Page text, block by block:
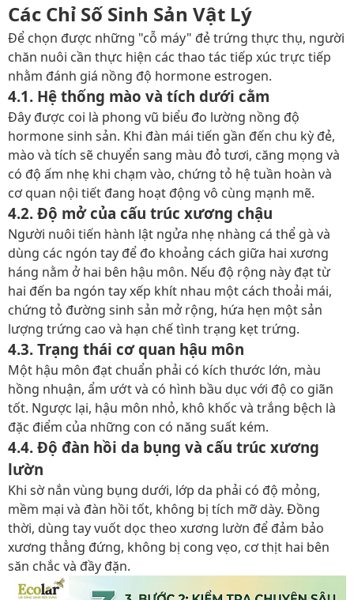
Các Chỉ Số Sinh Sản Vật Lý
Để chọn được những "cỗ máy" đẻ trứng thực thụ, người
chăn nuôi cần thực hiện các thao tác tiếp xúc trực tiếp
nhằm đánh giá nồng độ hormone estrogen.
4.1. Hệ thống mào và tích dưới cằm
Đây được coi là phong vũ biểu đo lường nồng độ
hormone sinh sản. Khi đàn mái tiến gần đến chu kỳ đẻ,
mào và tích sẽ chuyển sang màu đỏ tươi, căng mọng và
có độ ấm nhẹ khi chạm vào, chứng tỏ hệ tuần hoàn và
cơ quan nội tiết đang hoạt động vô cùng mạnh mẽ.
4.2. Độ mở của cấu trúc xương chậu
Người nuôi tiến hành lật ngửa nhẹ nhàng cá thể gà và
dùng các ngón tay để đo khoảng cách giữa hai xương
háng nằm ở hai bên hậu môn. Nếu độ rộng này đạt từ
hai đến ba ngón tay xếp khít nhau một cách thoải mái,
chứng tỏ đường sinh sản mở rộng, hứa hẹn một sản
lượng trứng cao và hạn chế tình trạng kẹt trứng.
4.3. Trạng thái cơ quan hậu môn
Một hậu môn đạt chuẩn phải có kích thước lớn, màu
hồng nhuận, ẩm ướt và có hình bầu dục với độ co giãn
tốt. Ngược lại, hậu môn nhỏ, khô khốc và trắng bệch là
đặc điểm của những con có năng suất kém.
4.4. Độ đàn hồi da bụng và cấu trúc xương
lườn
Khi sờ nắn vùng bụng dưới, lớp da phải có độ mỏng,
mềm mại và đàn hồi tốt, không bị tích mỡ dày. Đồng
thời, dùng tay vuốt dọc theo xương lườn để đảm bảo
xương thẳng đứng, không bị cong vẹo, cơ thịt hai bên
săn chắc và đầy đặn.